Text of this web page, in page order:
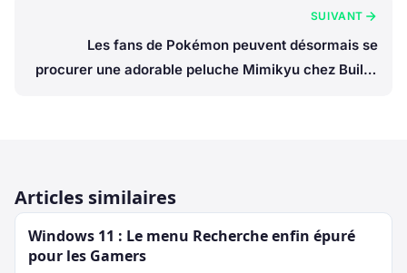
SUIVANT
Les fans de Pokémon peuvent désormais se
procurer une adorable peluche Mimikyu chez Build-
Articles similaires
Windows 11 : Le menu Recherche enfin épuré
pour les Gamers